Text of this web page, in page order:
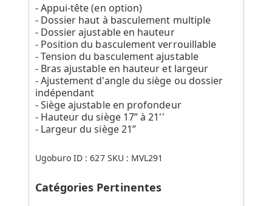
- Appui-tête (en option)
- Dossier haut à basculement multiple
- Dossier ajustable en hauteur
- Position du basculement verrouillable
- Tension du basculement ajustable
- Bras ajustable en hauteur et largeur
- Ajustement d'angle du siège ou dossier
indépendant
- Siège ajustable en profondeur
- Hauteur du siège 17’’ à 21''
- Largeur du siège 21’’
Ugoburo ID :627 SKU : MVL291
Catégories Pertinentes